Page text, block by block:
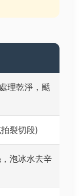
理乾淨，颳
裂切段)
泡冰水去辛